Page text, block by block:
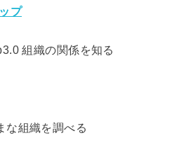
プ
組織の関係を知る
な組織を調べる